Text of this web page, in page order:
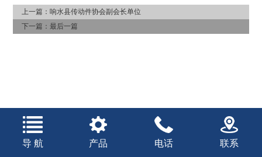
上一篇：响水县传动件协会副会长单位
下一篇：最后一篇
导 航 产品 电话 联系